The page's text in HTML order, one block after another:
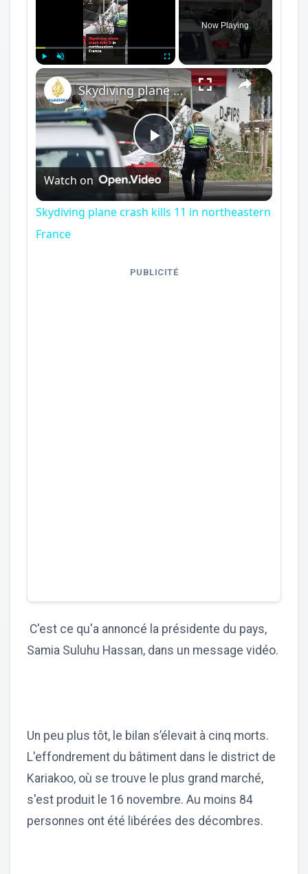
Play Fullscreen
Now Playing
×
Play
Video
Skydiving plane crash kills 11 in northeastern France
Watch on
Skydiving plane crash kills 11 in northeastern
France
PUBLICITÉ
C'est ce qu'a annoncé la présidente du pays,
Samia Suluhu Hassan, dans un message vidéo.
Un peu plus tôt, le bilan s’élevait à cinq morts.
L'effondrement du bâtiment dans le district de
Kariakoo, où se trouve le plus grand marché,
s'est produit le 16 novembre. Au moins 84
personnes ont été libérées des décombres.